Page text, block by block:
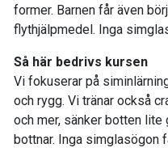
former. Barnen får även
flythjälpmedel. Inga
Så här bedrivs kursen
Vi fokuserar på
och rygg. Vi tränar också
och mer, sänker botten
bottnar. Inga simglasögon